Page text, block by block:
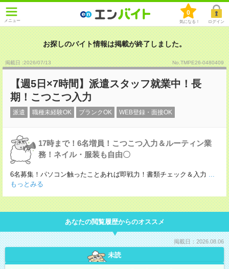
メニュー
0
気になる！ ログイン
お探しのバイト情報は掲載が終了しました。
掲載日 :2026/07/13 No.TMPE26-0480409
【週5日×7時間】派遣スタッフ就業中！長
期！こつこつ入力
派遣 職種未経験OK ブランクOK WEB登録・面接OK
17時まで！6名増員！こつこつ入力＆ルーティン業
務！ネイル・服装も自由〇
6名募集！パソコン触ったことあれば即戦力！書類チェック＆入力 ...
もっとみる
あなたの閲覧履歴からのオススメ
掲載日：2026.08.06
未読